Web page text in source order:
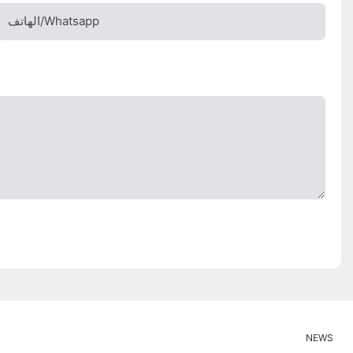
الهاتف/whatsapp
NEWS